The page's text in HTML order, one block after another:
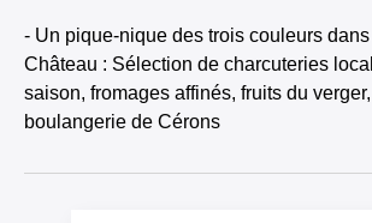
- Un pique-nique des trois couleurs
Château : Sélection de charcuteries
saison, fromages affinés, fruits du
boulangerie de Cérons